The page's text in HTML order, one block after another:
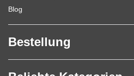
Blog
Bestellung